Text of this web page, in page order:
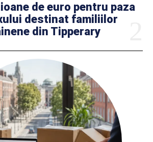
de euro pentru paza
destinat familiilor
din Tipperary